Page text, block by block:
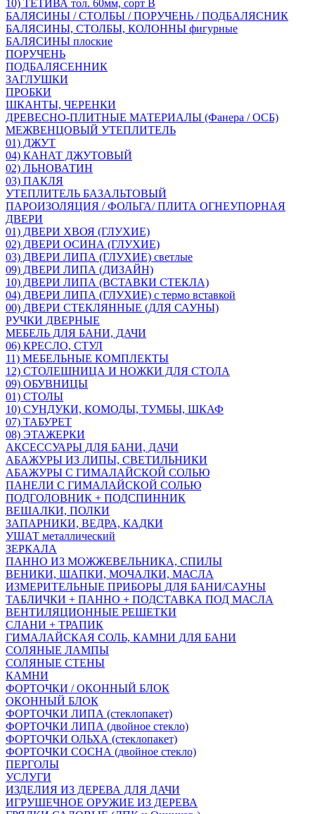
10) ТЕТИВА тол. 60мм, сорт В
БАЛЯСИНЫ / СТОЛБЫ / ПОРУЧЕНЬ / ПОДБАЛЯСНИК
БАЛЯСИНЫ, СТОЛБЫ, КОЛОННЫ фигурные
БАЛЯСИНЫ плоские
ПОРУЧЕНЬ
ПОДБАЛЯСЕННИК
ЗАГЛУШКИ
ПРОБКИ
ШКАНТЫ, ЧЕРЕНКИ
ДРЕВЕСНО-ПЛИТНЫЕ МАТЕРИАЛЫ (Фанера / ОСБ)
МЕЖВЕНЦОВЫЙ УТЕПЛИТЕЛЬ
01) ДЖУТ
04) КАНАТ ДЖУТОВЫЙ
02) ЛЬНОВАТИН
03) ПАКЛЯ
УТЕПЛИТЕЛЬ БАЗАЛЬТОВЫЙ
ПАРОИЗОЛЯЦИЯ / ФОЛЬГА/ ПЛИТА ОГНЕУПОРНАЯ
ДВЕРИ
01) ДВЕРИ ХВОЯ (ГЛУХИЕ)
02) ДВЕРИ ОСИНА (ГЛУХИЕ)
03) ДВЕРИ ЛИПА (ГЛУХИЕ) светлые
09) ДВЕРИ ЛИПА (ДИЗАЙН)
10) ДВЕРИ ЛИПА (ВСТАВКИ СТЕКЛА)
04) ДВЕРИ ЛИПА (ГЛУХИЕ) с термо вставкой
00) ДВЕРИ СТЕКЛЯННЫЕ (ДЛЯ САУНЫ)
РУЧКИ ДВЕРНЫЕ
МЕБЕЛЬ ДЛЯ БАНИ, ДАЧИ
06) КРЕСЛО, СТУЛ
11) МЕБЕЛЬНЫЕ КОМПЛЕКТЫ
12) СТОЛЕШНИЦА И НОЖКИ ДЛЯ СТОЛА
09) ОБУВНИЦЫ
01) СТОЛЫ
10) СУНДУКИ, КОМОДЫ, ТУМБЫ, ШКАФ
07) ТАБУРЕТ
08) ЭТАЖЕРКИ
АКСЕССУАРЫ ДЛЯ БАНИ, ДАЧИ
АБАЖУРЫ ИЗ ЛИПЫ, СВЕТИЛЬНИКИ
АБАЖУРЫ С ГИМАЛАЙСКОЙ СОЛЬЮ
ПАНЕЛИ С ГИМАЛАЙСКОЙ СОЛЬЮ
ПОДГОЛОВНИК + ПОДСПИННИК
ВЕШАЛКИ, ПОЛКИ
ЗАПАРНИКИ, ВЕДРА, КАДКИ
УШАТ металлический
ЗЕРКАЛА
ПАННО ИЗ МОЖЖЕВЕЛЬНИКА, СПИЛЫ
ВЕНИКИ, ШАПКИ, МОЧАЛКИ, МАСЛА
ИЗМЕРИТЕЛЬНЫЕ ПРИБОРЫ ДЛЯ БАНИ/САУНЫ
ТАБЛИЧКИ + ПАННО + ПОДСТАВКА ПОД МАСЛА
ВЕНТИЛЯЦИОННЫЕ РЕШЕТКИ
СЛАНИ + ТРАПИК
ГИМАЛАЙСКАЯ СОЛЬ, КАМНИ ДЛЯ БАНИ
СОЛЯНЫЕ ЛАМПЫ
СОЛЯНЫЕ СТЕНЫ
КАМНИ
ФОРТОЧКИ / ОКОННЫЙ БЛОК
ОКОННЫЙ БЛОК
ФОРТОЧКИ ЛИПА (стеклопакет)
ФОРТОЧКИ ЛИПА (двойное стекло)
ФОРТОЧКИ ОЛЬХА (стеклопакет)
ФОРТОЧКИ СОСНА (двойное стекло)
ПЕРГОЛЫ
УСЛУГИ
ИЗДЕЛИЯ ИЗ ДЕРЕВА ДЛЯ ДАЧИ
ИГРУШЕЧНОЕ ОРУЖИЕ ИЗ ДЕРЕВА